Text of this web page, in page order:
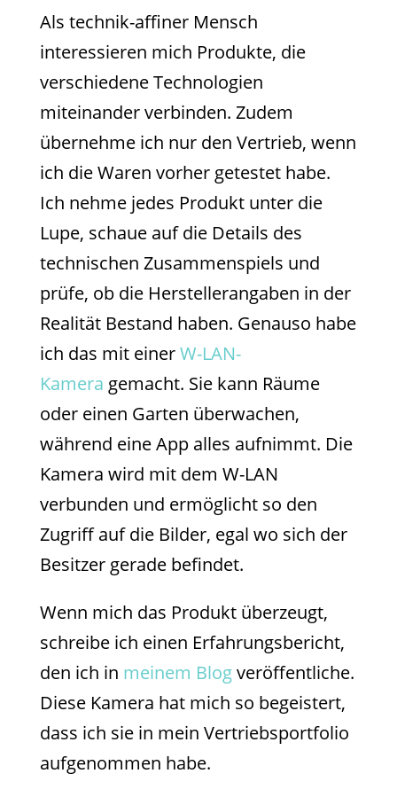
Als technik-affiner Mensch
interessieren mich Produkte, die
verschiedene Technologien
miteinander verbinden. Zudem
übernehme ich nur den Vertrieb, wenn
ich die Waren vorher getestet habe.
Ich nehme jedes Produkt unter die
Lupe, schaue auf die Details des
technischen Zusammenspiels und
prüfe, ob die Herstellerangaben in der
Realität Bestand haben. Genauso habe
ich das mit einerW-LAN-
Kamera gemacht. Sie kann Räume
oder einen Garten überwachen,
während eine App alles aufnimmt. Die
Kamera wird mit dem W-LAN
verbunden und ermöglicht so den
Zugriff auf die Bilder, egal wo sich der
Besitzer gerade befindet.
Wenn mich das Produkt überzeugt,
schreibe ich einen Erfahrungsbericht,
den ich in meinem Blogveröffentliche.
Diese Kamera hat mich so begeistert,
dass ich sie in mein Vertriebsportfolio
aufgenommen habe.